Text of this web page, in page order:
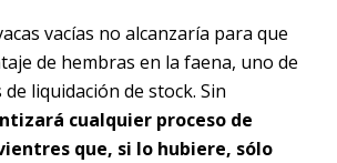
vacías no alcanzaría para que
de hembras en la faena, uno de
liquidación de stock. Sin
cualquier proceso de
que, si lo hubiere, sólo